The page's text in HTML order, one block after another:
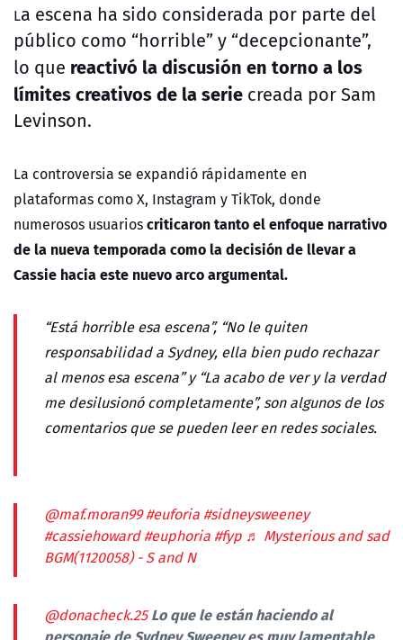
La escena ha sido considerada por parte del
público como “horrible” y “decepcionante”,
lo que reactivó la discusión en torno a los
límites creativos de la serie creada por Sam
Levinson.
La controversia se expandió rápidamente en
plataformas como X, Instagram y TikTok, donde
numerosos usuarioscriticaron tanto el enfoque narrativo
de la nueva temporada como la decisión de llevar a
Cassie hacia este nuevo arco argumental.
“Está horrible esa escena”, “No le quiten
responsabilidad a Sydney, ella bien pudo rechazar
al menos esa escena” y “La acabo de ver y la verdad
me desilusionó completamente”, son algunos de los
comentarios que se pueden leer en redes sociales.
@maf.moran99 #euforia #sidneysweeney
#cassiehoward #euphoria #fyp ♬ Mysterious and sad
BGM(1120058) - S and N
@donacheck.25Lo que le están haciendo al